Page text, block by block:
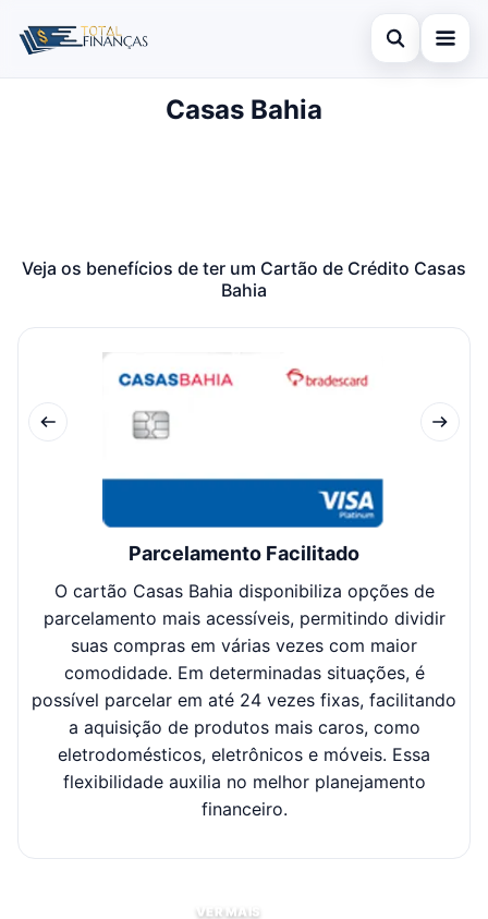
Abrir busca
Casas Bahia
Veja os benefícios de ter um Cartão de Crédito Casas
Bahia
Parcelamento Facilitado
O cartão Casas Bahia disponibiliza opções de
parcelamento mais acessíveis, permitindo dividir
suas compras em várias vezes com maior
comodidade. Em determinadas situações, é
possível parcelar em até 24 vezes fixas, facilitando
a aquisição de produtos mais caros, como
eletrodomésticos, eletrônicos e móveis. Essa
flexibilidade auxilia no melhor planejamento
financeiro.
VER MAIS